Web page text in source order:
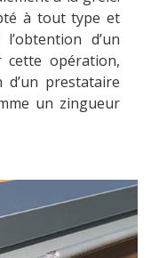
à tout type et
d’un
opération,
d’un prestataire
un zingueur